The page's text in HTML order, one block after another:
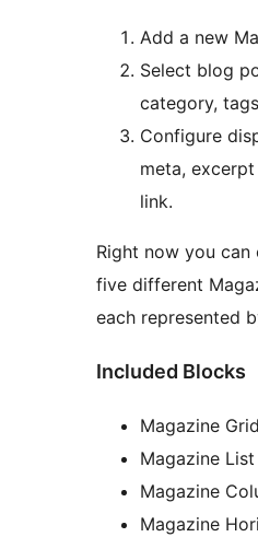
Add a new
Select blog
category,
Configure
meta,
link.
Right now you can
five different
each represented
Included Blocks
Magazine Grid
Magazine List
Magazine
Magazine